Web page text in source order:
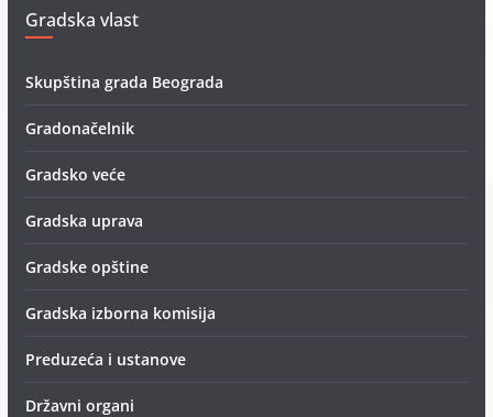
Gradska vlast
Skupština grada Beograda
Gradonačelnik
Gradsko veće
Gradska uprava
Gradske opštine
Gradska izborna komisija
Preduzeća i ustanove
Državni organi